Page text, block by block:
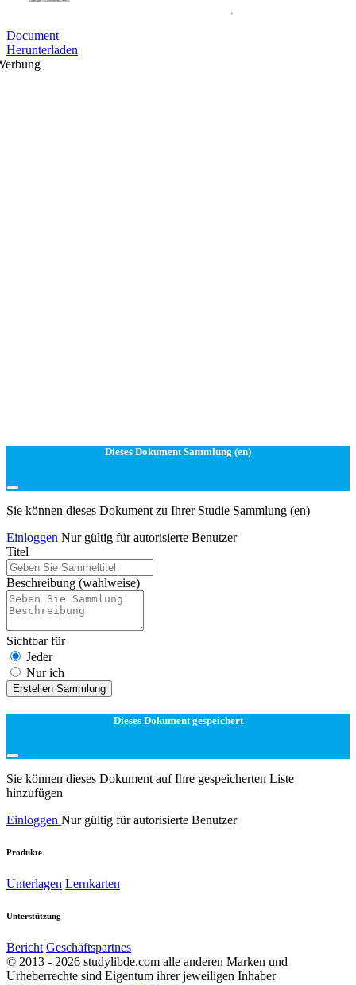
Document
Herunterladen
Dieses Dokument Sammlung (en)
Sie können dieses Dokument zu Ihrer Studie Sammlung (en)
Einloggen Nur gültig für autorisierte Benutzer
Titel
Beschreibung (wahlweise)
Sichtbar für
Jeder
Nur ich
Erstellen Sammlung
Dieses Dokument gespeichert
Sie können dieses Dokument auf Ihre gespeicherten Liste
hinzufügen
Einloggen Nur gültig für autorisierte Benutzer
Produkte
Unterlagen Lernkarten
Unterstützung
Bericht Geschäftspartnes
© 2013 - 2026 studylibde.com alle anderen Marken und
Urheberrechte sind Eigentum ihrer jeweiligen Inhaber